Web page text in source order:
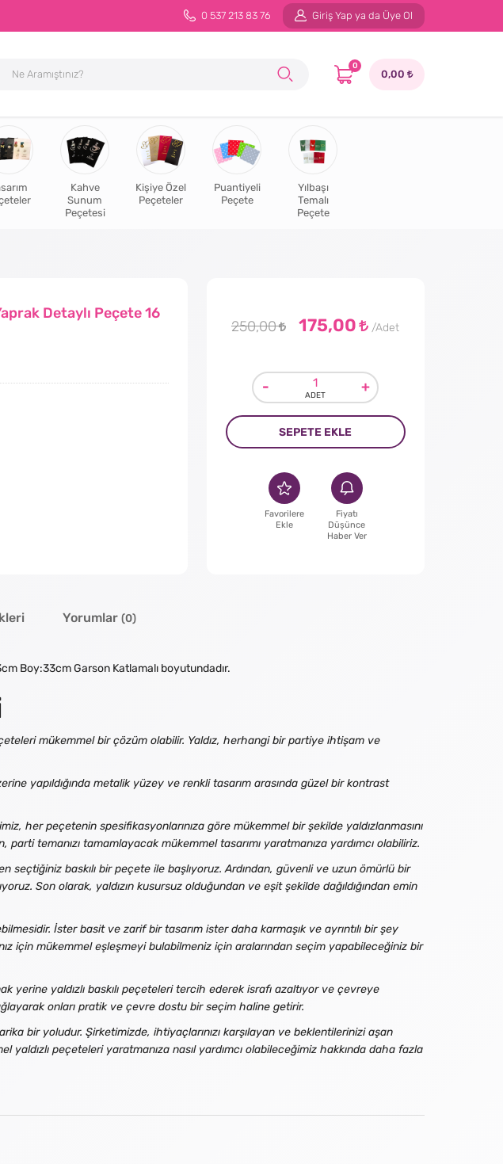
0 537 213 83 76 Giriş Yap ya da Üye Ol
0
0,00
Kahve
Sunum
Peçetesi
Kişiye Özel
Peçeteler
Puantiyeli
Peçete
Yılbaşı
Temalı
Peçete
Detaylı Peçete 16
250,00 175,00
- +
SEPETE EKLE
Favorilere
Ekle
Fiyatı
Düşünce
Haber Ver
Yorumlar (0)
Boy:33cm Garson Katlamalı boyutundadır.
mükemmel bir çözüm olabilir. Yaldız, herhangi bir partiye ihtişam ve
yapıldığında metalik yüzey ve renkli tasarım arasında güzel bir kontrast
her peçetenin spesifikasyonlarınıza göre mükemmel bir şekilde yaldızlanmasını
temanızı tamamlayacak mükemmel tasarımı yaratmanıza yardımcı olabiliriz.
seçtiğiniz baskılı bir peçete ile başlıyoruz. Ardından, güvenli ve uzun ömürlü bir
Son olarak, yaldızın kusursuz olduğundan ve eşit şekilde dağıldığından emin
İster basit ve zarif bir tasarım ister daha karmaşık ve ayrıntılı bir şey
için mükemmel eşleşmeyi bulabilmeniz için aralarından seçim yapabileceğiniz bir
yerine yaldızlı baskılı peçeteleri tercih ederek israfı azaltıyor ve çevreye
onları pratik ve çevre dostu bir seçim haline getirir.
bir yoludur. Şirketimizde, ihtiyaçlarınızı karşılayan ve beklentilerinizi aşan
peçeteleri yaratmanıza nasıl yardımcı olabileceğimiz hakkında daha fazla